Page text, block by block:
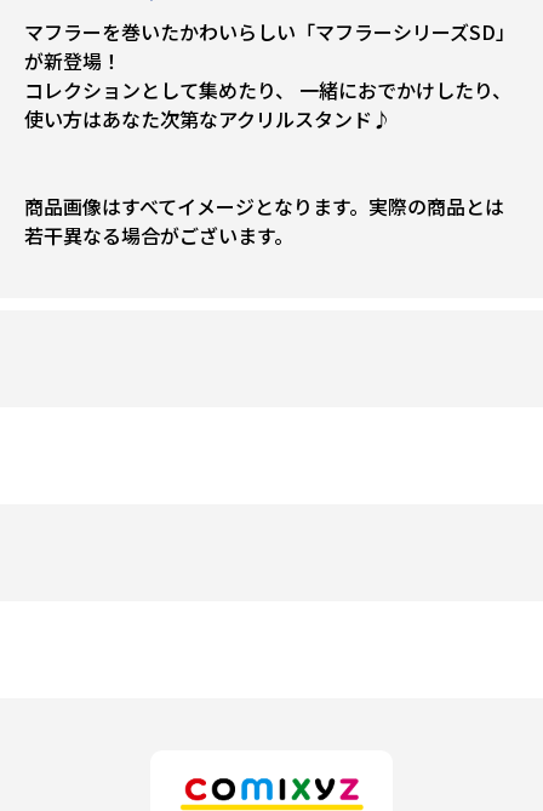
マフラーを巻いたかわいらしい「マフラーシリーズSD」
が新登場！
コレクションとして集めたり、 一緒におでかけしたり、
使い方はあなた次第なアクリルスタンド♪
商品画像はすべてイメージとなります。実際の商品とは
若干異なる場合がございます。